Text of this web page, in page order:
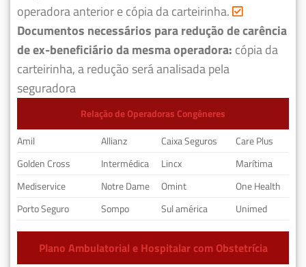
operadora anterior e cópia da carteirinha.
Documentos necessários para redução de carência
de ex-beneficiário da mesma operadora: cópia da
carteirinha, a redução será analisada pela
seguradora
Relação de Operadoras Congêneres
Amil
Allianz Caixa Seguros
Care Plus
Golden Cross
Intermédica Lincx
Marítima
Mediservice
Notre Dame Omint
One Health
Porto Seguro
Sompo Sul américa Unimed
Plano Ambulatorial e Hospitalar com Obstetrícia